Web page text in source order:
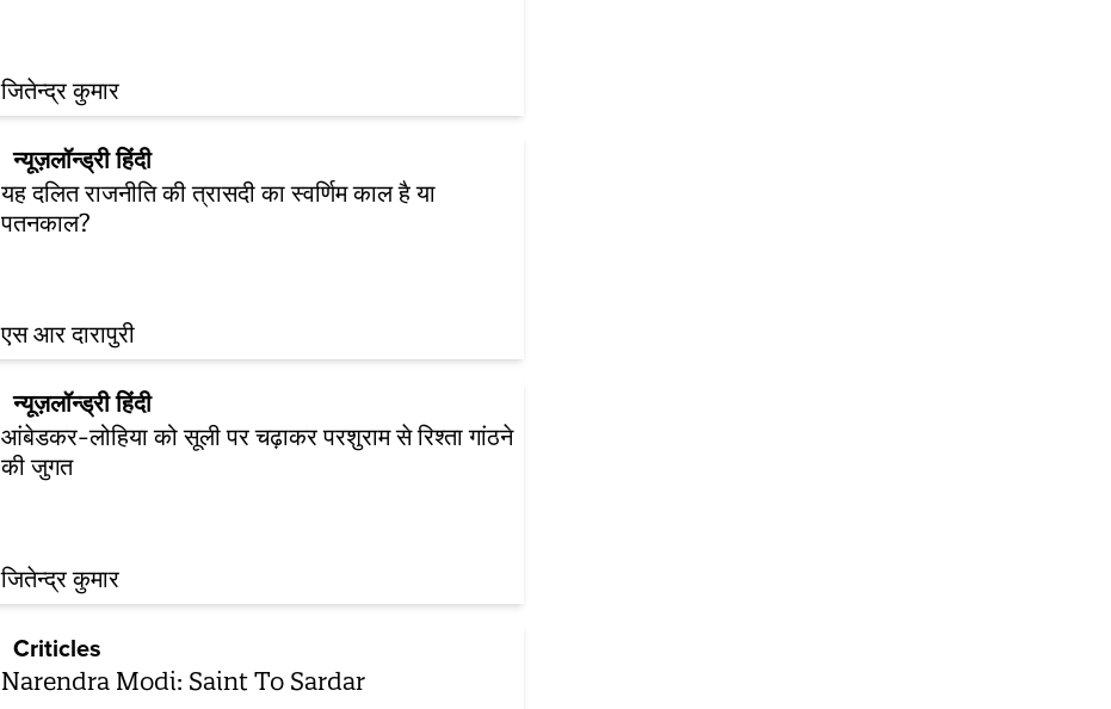
जितेन्द्र कुमार
न्यूज़लॉन्ड्री हिंदी
यह दलित राजनीति की त्रासदी का स्वर्णिम काल है या
पतनकाल?
एस आर दारापुरी
न्यूज़लॉन्ड्री हिंदी
आंबेडकर-लोहिया को सूली पर चढ़ाकर परशुराम से रिश्ता गांठने
की जुगत
जितेन्द्र कुमार
Criticles
Narendra Modi: Saint To Sardar